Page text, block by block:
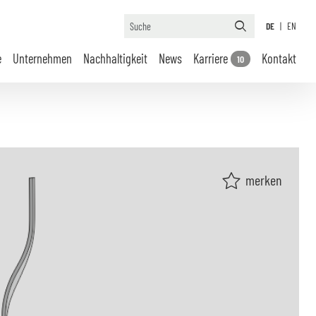
DE | EN
Unternehmen Nachhaltigkeit News Karriere 10 Kontakt
merken